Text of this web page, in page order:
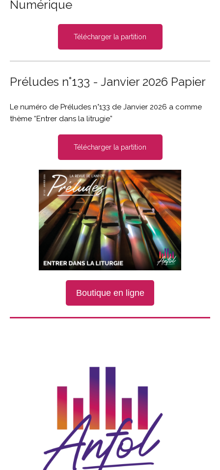
Numérique
Télécharger la partition
Préludes n°133 - Janvier 2026 Papier
Le numéro de Préludes n°133 de Janvier 2026 a comme
thème “Entrer dans la litrugie”
Télécharger la partition
Boutique en ligne